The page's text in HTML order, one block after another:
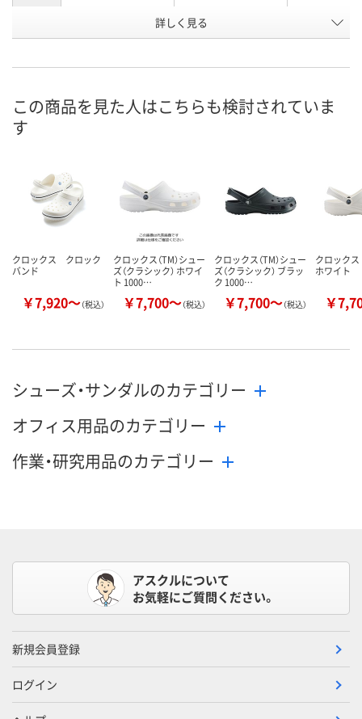
M4/W6（実寸 21.5～
22.5cm）
M5/W7（実寸
23.5cm）
お申込番
在庫 直送品 直送品 直送品
販売停止中です
販売停止中です
販売停止中
詳しく見る
この商品を見た人はこちらも検討されていま
す
クロックス クロック
バンド
￥7,920～（税込）
クロックス（TM）シュー
ズ（クラシック） ホワイ
ト 1000…
￥7,700～（税込）
クロックス（TM）シュー
ズ（クラシック） ブラッ
ク 1000…
￥7,700～（税込）
クロック
ホワイト
￥
シューズ・サンダルのカテゴリー
オフィス用品のカテゴリー
作業・研究用品のカテゴリー
アスクルについて
お気軽にご質問ください。
新規会員登録
ログイン